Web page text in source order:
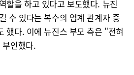
할을 하고 있다고 보도했다. 뉴진
수 있다는 복수의 업계 관계자 증
했다. 이에 뉴진스 부모 측은 "전혀
인했다.